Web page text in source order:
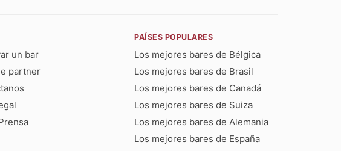
un bar
partner
PAÍSES POPULARES
Los mejores bares de Bélgica
Los mejores bares de Brasil
Los mejores bares de Canadá
Los mejores bares de Suiza
Los mejores bares de Alemania
Los mejores bares de España